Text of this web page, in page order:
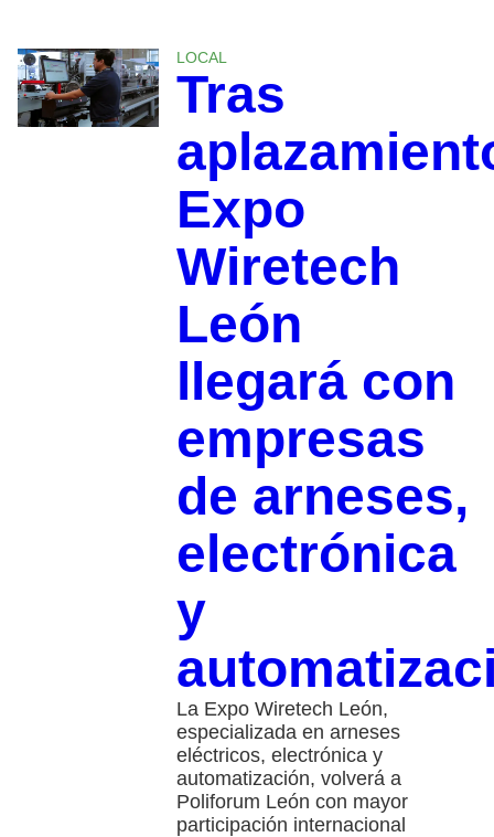
LOCAL
Tras
Expo
Wiretech
León
llegará con
empresas
de arneses,
electrónica
y
La Expo Wiretech León,
especializada en arneses
eléctricos, electrónica y
automatización, volverá a
Poliforum León con mayor
participación internacional